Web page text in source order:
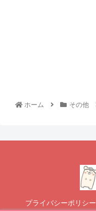
ホーム その他
プライバシーポリシー